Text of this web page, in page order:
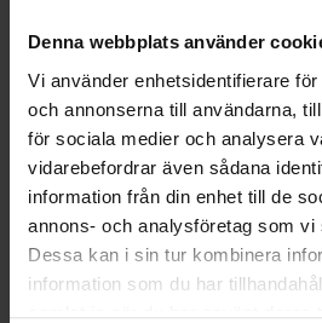
Denna webbplats använder
Vi använder enhetsidentifierare
och annonserna till användarna,
för sociala medier och analysera
vidarebefordrar även sådana
information från din enhet till de
annons- och analysföretag som vi
Dessa kan i sin tur kombinera
information som du har
samlat in när du har använt deras
Dogman Dogman Geflochtene
Schleppleine Iris
Alac
15 m